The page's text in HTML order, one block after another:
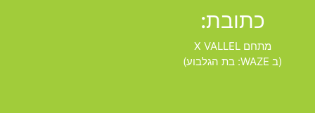
כתובת:
מתחם X VALLEL
(ב WAZE: בת הגלבוע)